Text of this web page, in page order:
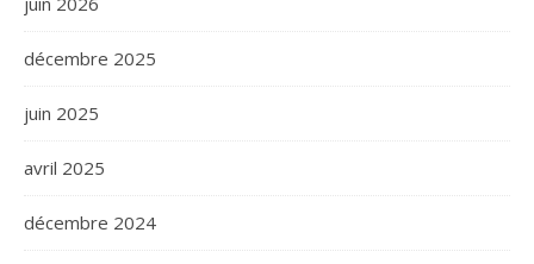
décembre 2025
juin 2025
avril 2025
décembre 2024